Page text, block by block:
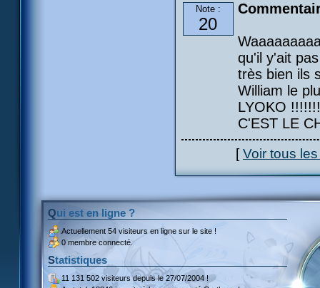
Note :
20
qu'il y'ait
très bien ils
William le
LYOKO
C'EST LE
[Voir tous
Qui est en ligne ?
Actuellement 54 visiteurs en ligne sur le site !
0 membre connecté.
Statistiques
11 131 502 visiteursdepuis le 27/07/2004 !